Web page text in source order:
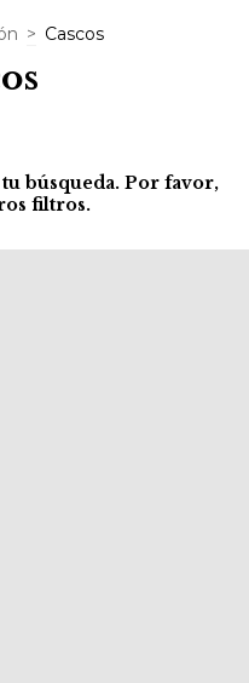
> Cascos
búsqueda. Por favor,
filtros.